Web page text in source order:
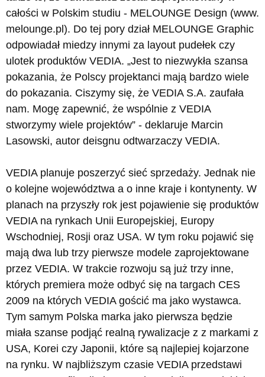
całości w Polskim studiu - MELOUNGE Design (www.
melounge.pl). Do tej pory dział MELOUNGE Graphic
odpowiadał miedzy innymi za layout pudełek czy
ulotek produktów VEDIA. „Jest to niezwykła szansa
pokazania, że Polscy projektanci mają bardzo wiele
do pokazania. Ciszymy się, że VEDIA S.A. zaufała
nam. Mogę zapewnić, że wspólnie z VEDIA
stworzymy wiele projektów” - deklaruje Marcin
Lasowski, autor deisgnu odtwarzaczy VEDIA.
VEDIA planuje poszerzyć sieć sprzedaży. Jednak nie
o kolejne województwa a o inne kraje i kontynenty. W
planach na przyszły rok jest pojawienie się produktów
VEDIA na rynkach Unii Europejskiej, Europy
Wschodniej, Rosji oraz USA. W tym roku pojawić się
mają dwa lub trzy pierwsze modele zaprojektowane
przez VEDIA. W trakcie rozwoju są już trzy inne,
których premiera może odbyć się na targach CES
2009 na których VEDIA gościć ma jako wystawca.
Tym samym Polska marka jako pierwsza będzie
miała szanse podjąć realną rywalizacje z z markami z
USA, Korei czy Japonii, które są najlepiej kojarzone
na rynku. W najbliższym czasie VEDIA przedstawi